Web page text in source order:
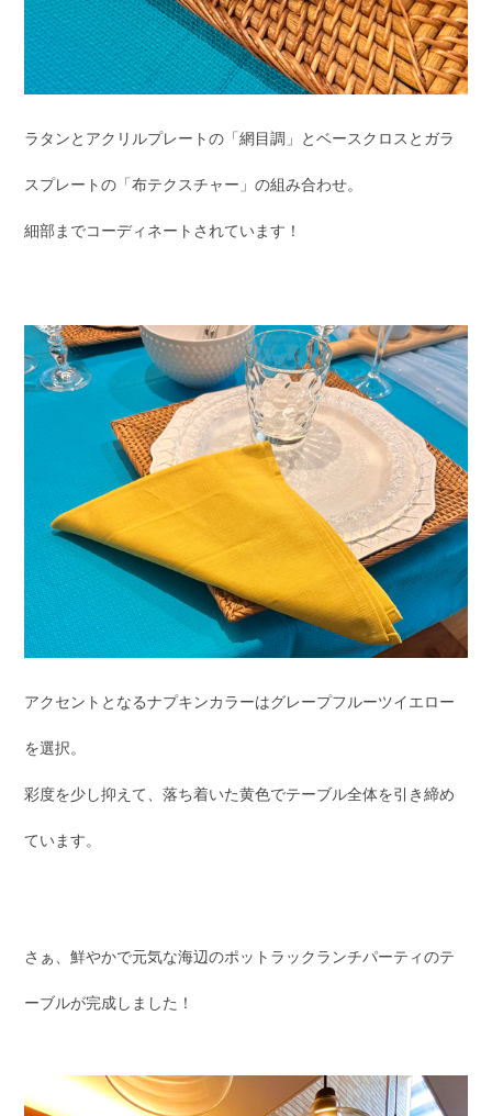
ラタンとアクリルプレートの「網目調」とベースクロスとガラ
スプレートの「布テクスチャー」の組み合わせ。
細部までコーディネートされています！
アクセントとなるナプキンカラーはグレープフルーツイエロー
を選択。
彩度を少し抑えて、落ち着いた黄色でテーブル全体を引き締め
ています。
さぁ、鮮やかで元気な海辺のポットラックランチパーティのテ
ーブルが完成しました！